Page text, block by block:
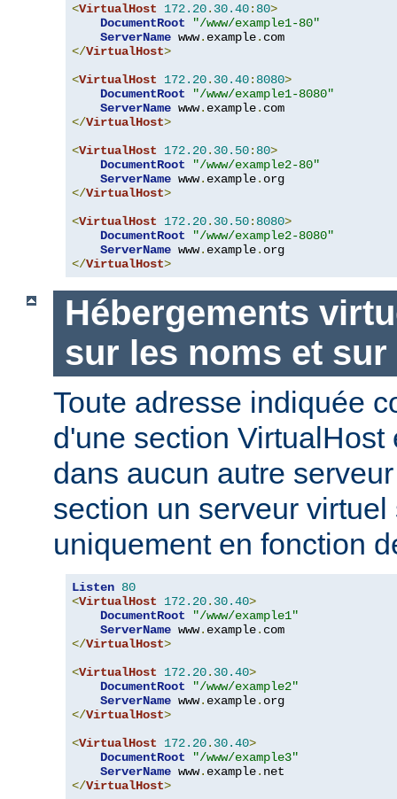
<VirtualHost 172.20. 30.40: 80>
DocumentRoot
"/www/example1-80"
ServerName www. example.
</VirtualHost>
<VirtualHost 172.20. 30.40: 8080>
DocumentRoot
"/www/example1-8080"
ServerName www. example.
</VirtualHost>
<VirtualHost 172.20. 30.50: 80>
DocumentRoot
"/www/example2-80"
ServerName www. example.
</VirtualHost>
<VirtualHost 172.20. 30.50: 8080>
DocumentRoot
"/www/example2-8080"
ServerName www. example.
</VirtualHost>
Hébergements
sur les noms et sur
Toute adresse indiquée
d'une section VirtualHost
dans aucun autre
section un serveur
uniquement en fonction
Listen 80
<VirtualHost 172.20. 30.40>
DocumentRoot
"/www/example1"
ServerName www. example.
</VirtualHost>
<VirtualHost 172.20. 30.40>
DocumentRoot
"/www/example2"
ServerName www. example.
</VirtualHost>
<VirtualHost 172.20. 30.40>
DocumentRoot
"/www/example3"
ServerName www. example.
</VirtualHost>